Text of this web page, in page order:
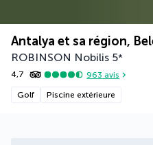
Antalya et sa région,
ROBINSON Nobilis 5*
4,7 963 avis
Golf Piscine extérieure